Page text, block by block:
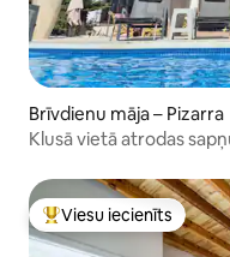
Brīvdienu māja – Pizarra
Klusā vietā atrodas
Populārs viesu iecienīts
Viesu iecienīts